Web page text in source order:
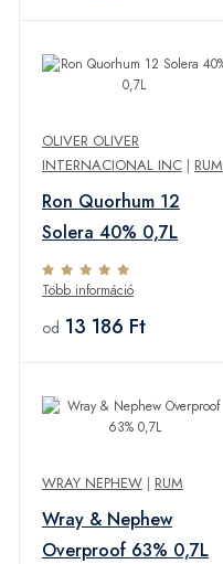
OLIVER OLIVER
INTERNACIONAL INC | RUM
Ron Quorhum 12
Solera 40% 0,7L
Több információ
od 13 186 Ft
WRAY NEPHEW | RUM
Wray & Nephew
Overproof 63% 0,7L